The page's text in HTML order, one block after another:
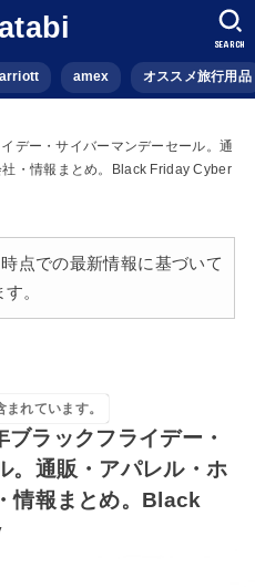
amex オススメ旅行用品
SEARCH
デー・サイバーマンデーセール。通
・情報まとめ。Black Friday Cyber
点での最新情報に基づいて
。
れています。
ブラックフライデー・
。通販・アパレル・ホ
情報まとめ。Black